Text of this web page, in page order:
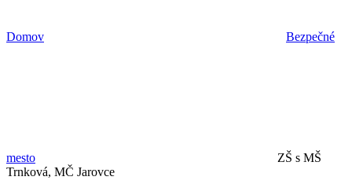
Domov Bezpečné
mesto
ZŠ s MŠ
Trnková, MČ Jarovce